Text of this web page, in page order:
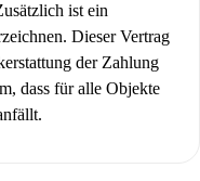
ist ein
Dieser Vertrag
der Zahlung
dass für alle Objekte